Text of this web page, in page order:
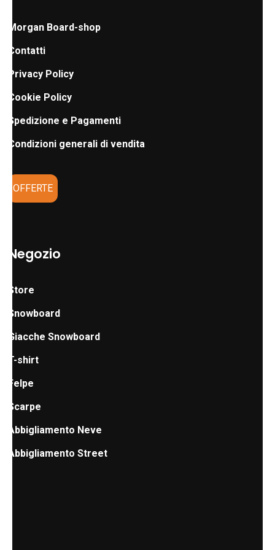
Morgan Board-shop
Contatti
Privacy Policy
Cookie Policy
Spedizione e Pagamenti
Condizioni generali di vendita
OFFERTE
Negozio
Store
Snowboard
Giacche Snowboard
T-shirt
Felpe
Scarpe
Abbigliamento Neve
Abbigliamento Street